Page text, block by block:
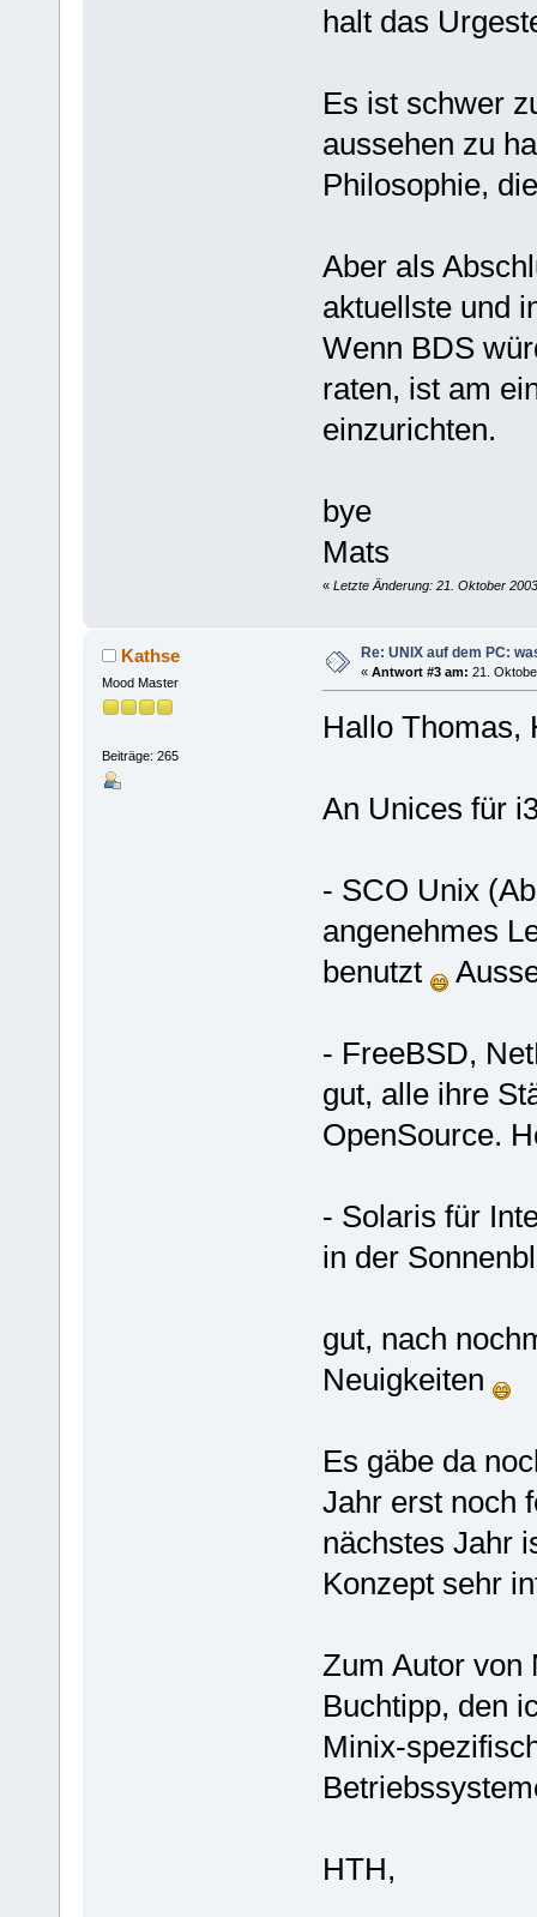
halt das
Es ist schwer
aussehen zu
Philosophie,
Aber als
aktuellste und
Wenn BDS
raten, ist am
einzurichten.
bye
Mats
« Letzte Änderung: 21. Oktober
Kathse
Mood Master
Beiträge: 265
Re: UNIX auf dem PC:
« Antwort #3 am: 21.
Hallo Thomas,
An Unices für
- SCO Unix
angenehmes
benutzt
- FreeBSD,
gut, alle ihre
OpenSource.
- Solaris für
in der
gut, nach
Neuigkeiten
Es gäbe da
Jahr erst noch
nächstes Jahr
Konzept sehr
Zum Autor von
Buchtipp, den
Minix-
HTH,